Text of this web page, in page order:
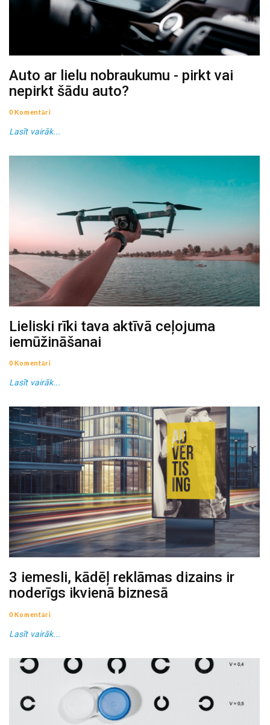
Auto ar lielu nobraukumu - pirkt vai
nepirkt šādu auto?
0 Komentāri
Lasīt vairāk...
Lieliski rīki tava aktīvā ceļojuma
iemūžināšanai
0 Komentāri
Lasīt vairāk...
3 iemesli, kādēļ reklāmas dizains ir
noderīgs ikvienā biznesā
0 Komentāri
Lasīt vairāk...